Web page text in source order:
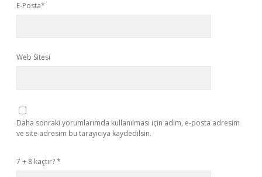
E-Posta*
Web Sitesi
Daha sonraki yorumlarımda kullanılması için adım, e-posta adresim
ve site adresim bu tarayıcıya kaydedilsin.
7 + 8 kaçtır?*